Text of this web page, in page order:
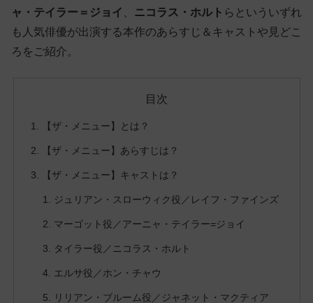
ャ・テイラー＝ジョイ
ニコラス・ホルト らといういずれ
も人気俳優が出演する本作のあらすじ＆キャストや見どこ
ろをご紹介。
目次
【ザ・メニュー】とは？
【ザ・メニュー】あらすじは？
【ザ・メニュー】キャストは？
ジュリアン・スローウィク役／レイフ・ファインズ
マーゴット役／アーニャ・テイラー=ジョイ
タイラー役／ニコラス・ホルト
エルサ役／ホン・チャウ
リリアン・ブルーム役／ジャネット・マクティア